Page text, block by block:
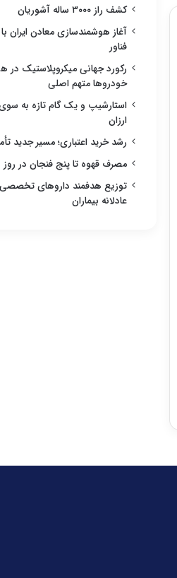
کشف راز ۳۰۰۰ ساله آشوریان
آغاز هوشمندسازی معادن
فناور
رکورد جهانی میکروپلاستیک در
خودروها متهم اصلی
استارشیپ و یک گام تازه به
ارزان
رشد خرید اعتباری؛ مسیر جدید
مصرف قهوه تا پنج فنجان در
توزیع هدفمند داروهای
عادلانه بیماران